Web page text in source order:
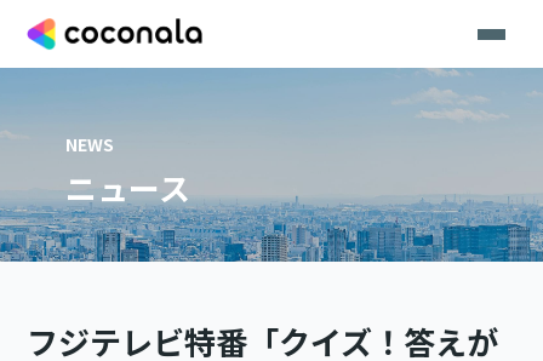
NEWS
ニュース
フジテレビ特番「クイズ！答えが